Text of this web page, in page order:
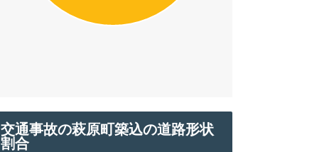
交通事故の萩原町築込の道路形状
割合